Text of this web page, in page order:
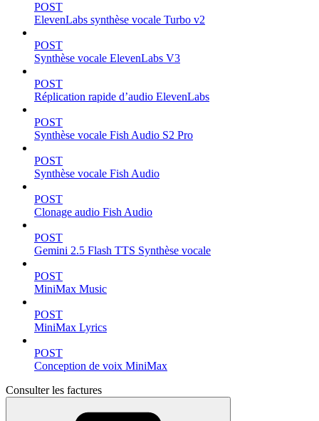
POST
ElevenLabs synthèse vocale Turbo v2
POST
Synthèse vocale ElevenLabs V3
POST
Réplication rapide d’audio ElevenLabs
POST
Synthèse vocale Fish Audio S2 Pro
POST
Synthèse vocale Fish Audio
POST
Clonage audio Fish Audio
POST
Gemini 2.5 Flash TTS Synthèse vocale
POST
MiniMax Music
POST
MiniMax Lyrics
POST
Conception de voix MiniMax
Consulter les factures